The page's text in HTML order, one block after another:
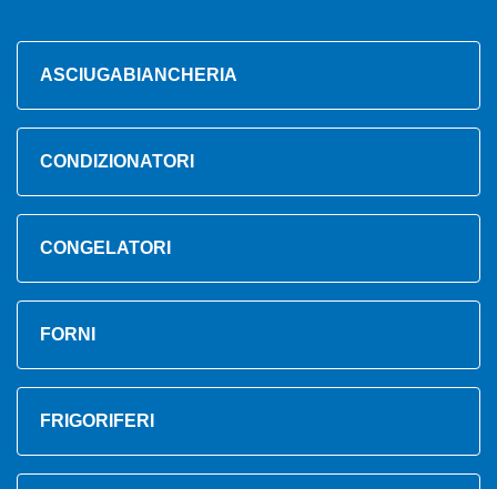
ASCIUGABIANCHERIA
CONDIZIONATORI
CONGELATORI
FORNI
FRIGORIFERI